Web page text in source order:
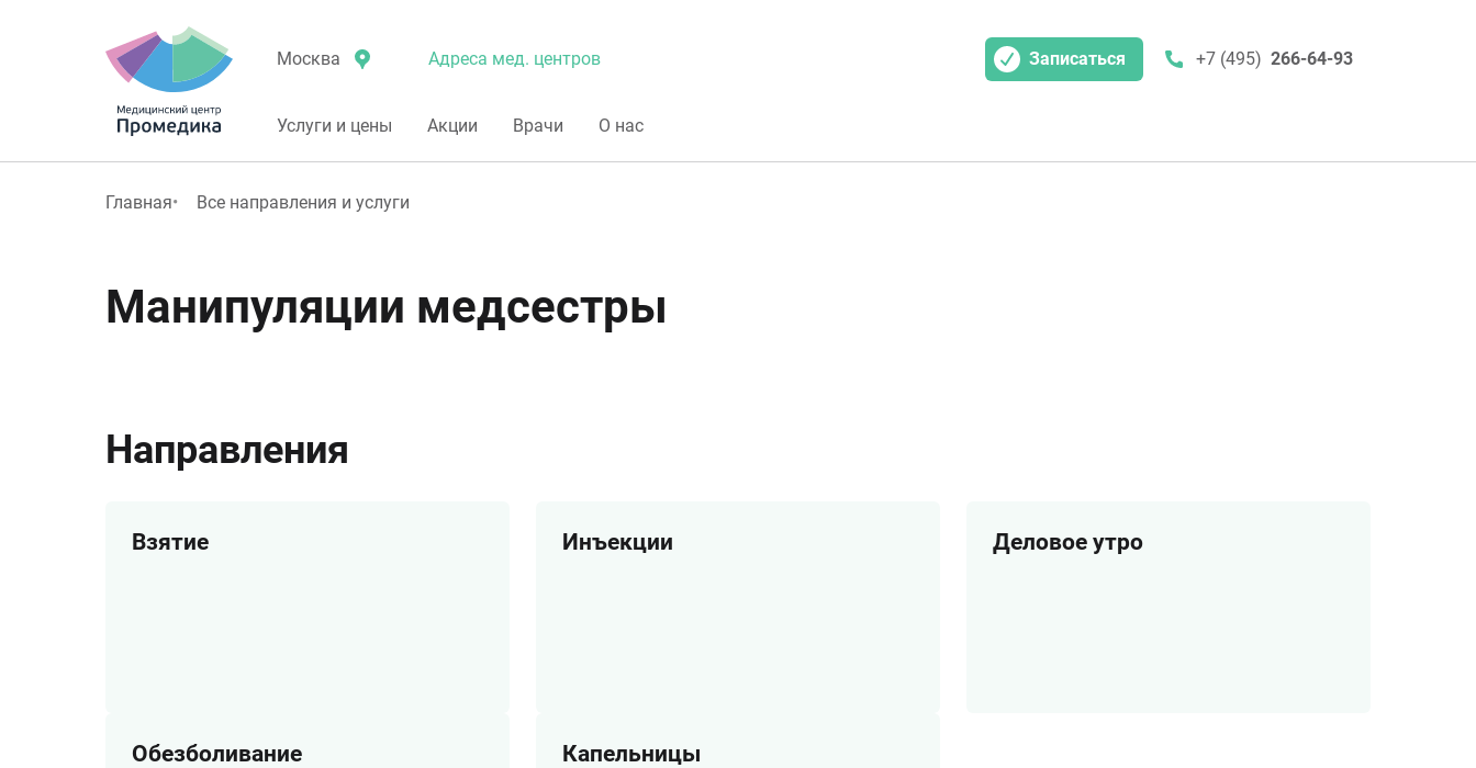
Москва Адреса мед. центров Записаться +7 (495) 266-64-93
Услуги и цены Акции Врачи О нас
Главная Все направления и услуги
Манипуляции медсестры
Направления
Взятие Инъекции Деловое утро
Обезболивание Капельницы